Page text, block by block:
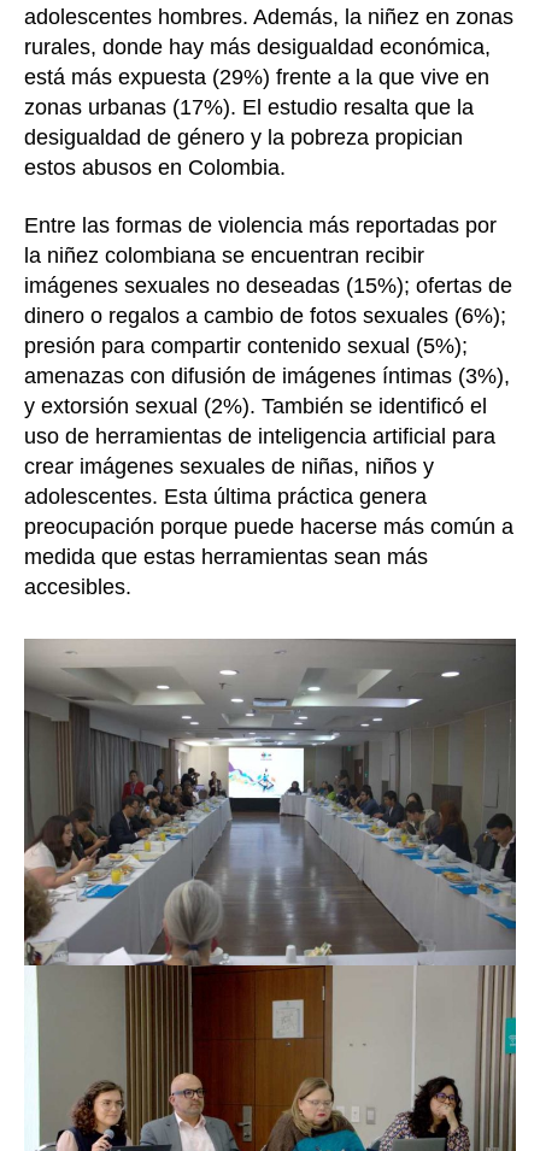
adolescentes hombres. Además, la niñez en zonas
rurales, donde hay más desigualdad económica,
está más expuesta (29%) frente a la que vive en
zonas urbanas (17%). El estudio resalta que la
desigualdad de género y la pobreza propician
estos abusos en Colombia.
Entre las formas de violencia más reportadas por
la niñez colombiana se encuentran recibir
imágenes sexuales no deseadas (15%); ofertas de
dinero o regalos a cambio de fotos sexuales (6%);
presión para compartir contenido sexual (5%);
amenazas con difusión de imágenes íntimas (3%),
y extorsión sexual (2%). También se identificó el
uso de herramientas de inteligencia artificial para
crear imágenes sexuales de niñas, niños y
adolescentes. Esta última práctica genera
preocupación porque puede hacerse más común a
medida que estas herramientas sean más
accesibles.